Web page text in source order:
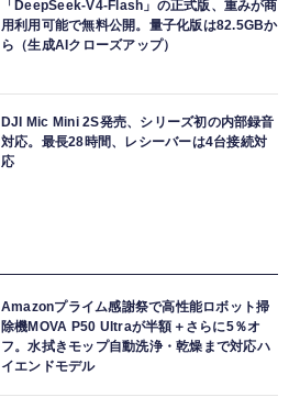
「DeepSeek-V4-Flash」の正式版、重みが商
用利用可能で無料公開。量子化版は82.5GBか
ら（生成AIクローズアップ）
DJI Mic Mini 2S発売、シリーズ初の内部録音
対応。最長28時間、レシーバーは4台接続対
応
Amazonプライム感謝祭で高性能ロボット掃
除機MOVA P50 Ultraが半額＋さらに5％オ
フ。水拭きモップ自動洗浄・乾燥まで対応ハ
イエンドモデル